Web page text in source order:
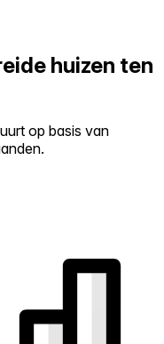
huizen ten
op basis van